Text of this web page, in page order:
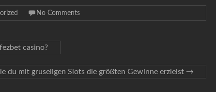
No Comments
casino?
du mit gruseligen Slots die größten Gewinne erzielst →